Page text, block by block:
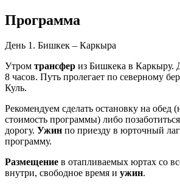
Программа
День 1. Бишкек – Каркыра
Утром трансфер из Бишкека в Каркыру.
8 часов. Путь пролегает по северному
Куль.
Рекомендуем сделать остановку на обед
стоимость программы) либо
дорогу. Ужин по приезду в юрточный
программу.
Размещение в отапливаемых юртах со
внутри, свободное время и ужин.